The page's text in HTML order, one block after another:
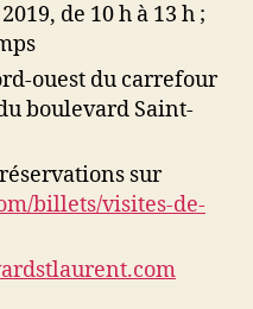
de 10 h à 13 h ;
ouest du carrefour
boulevard Saint-
sur
billets/visites-de-